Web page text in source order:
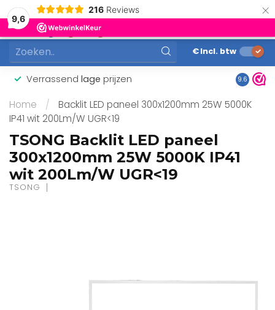
9,6
216 Reviews ×
MENU
0
€Incl. btw
Verrassend lage prijzen 9.6
Home /
Backlit LED paneel 300x1200mm 25W 5000K
IP41 wit 200Lm/W UGR<19
TSONG Backlit LED paneel
300x1200mm 25W 5000K IP41
wit 200Lm/W UGR<19
TSONG